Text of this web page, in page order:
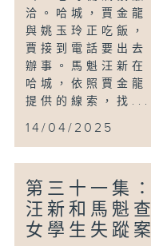
洽。哈城，賈金龍
與姚玉玲正吃飯，
賈接到電話要出去
辦事。馬魁汪新在
哈城，依照賈金龍
提供的線索，找...
14/04/2025
第三十一集：
汪新和馬魁查
女學生失蹤案